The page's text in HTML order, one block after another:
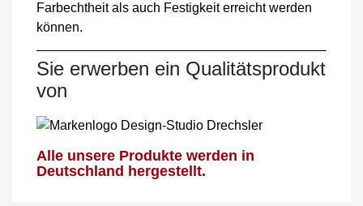
Farbechtheit als auch Festigkeit erreicht werden
können.
Sie erwerben ein Qualitätsprodukt
von
Alle unsere Produkte werden in
Deutschland hergestellt.